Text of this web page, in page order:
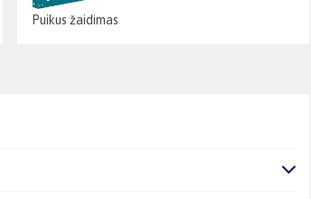
Puikus žaidimas